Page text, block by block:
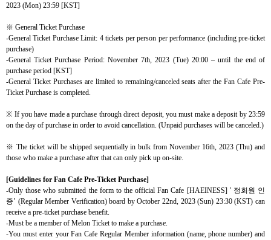
2023 (Mon) 23:59 [KST]
※ General Ticket Purchase
-General Ticket Purchase Limit: 4 tickets per person per performance (including pre-ticket
purchase)
-General Ticket Purchase Period: November 7th, 2023 (Tue) 20:00 – until the end of
purchase period [KST]
-General Ticket Purchases are limited to remaining/canceled seats after the Fan Cafe Pre-
Ticket Purchase is completed.
※ If you have made a purchase through direct deposit, you must make a deposit by 23:59
on the day of purchase in order to avoid cancellation. (Unpaid purchases will be canceled.)
※ The ticket will be shipped sequentially in bulk from November 16th, 2023 (Thu) and
those who make a purchase after that can only pick up on-site.
[Guidelines for Fan Cafe Pre-Ticket Purchase]
-Only those who submitted the form to the official Fan Cafe [HAEINESS] ' 정회원 인
증’ (Regular Member Verification) board by October 22nd, 2023 (Sun) 23:30 (KST) can
receive a pre-ticket purchase benefit.
-Must be a member of Melon Ticket to make a purchase.
-You must enter your Fan Cafe Regular Member information (name, phone number) and